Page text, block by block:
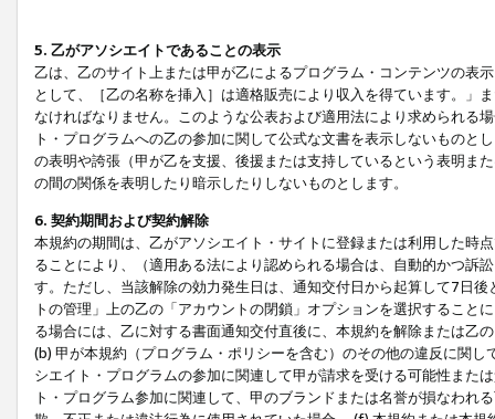
5. 乙がアソシエイトであることの表示
乙は、乙のサイト上または甲が乙によるプログラム・コンテンツの表
として、［乙の名称を挿入］は適格販売により収入を得ています。」
なければなりません。このような公表および適用法により求められる
ト・プログラムへの乙の参加に関して公式な文書を表示しないもの
の表明や誇張（甲が乙を支援、後援または支持しているという表明ま
の間の関係を表明したり暗示したりしないものとします。
6. 契約期間および契約解除
本規約の期間は、乙がアソシエイト・サイトに登録または利用した時
ることにより、（適用ある法により認められる場合は、自動的かつ訴
す。ただし、当該解除の効力発生日は、通知交付日から起算して7日
トの管理」上の乙の「アカウントの閉鎖」オプションを選択するこ
る場合には、乙に対する書面通知交付直後に、本規約を解除または乙
(b) 甲が本規約（プログラム・ポリシーを含む）のその他の違反に関
シエイト・プログラムの参加に関連して甲が請求を受ける可能性また
ト・プログラム参加に関連して、甲のブランドまたは名誉が損なわれ